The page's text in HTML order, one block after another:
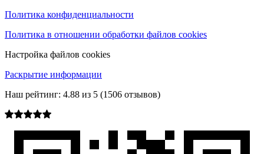
Политика конфиденциальности
Политика в отношении обработки файлов cookies
Настройка файлов cookies
Раскрытие информации
Наш рейтинг: 4.88 из 5 (1506 отзывов)